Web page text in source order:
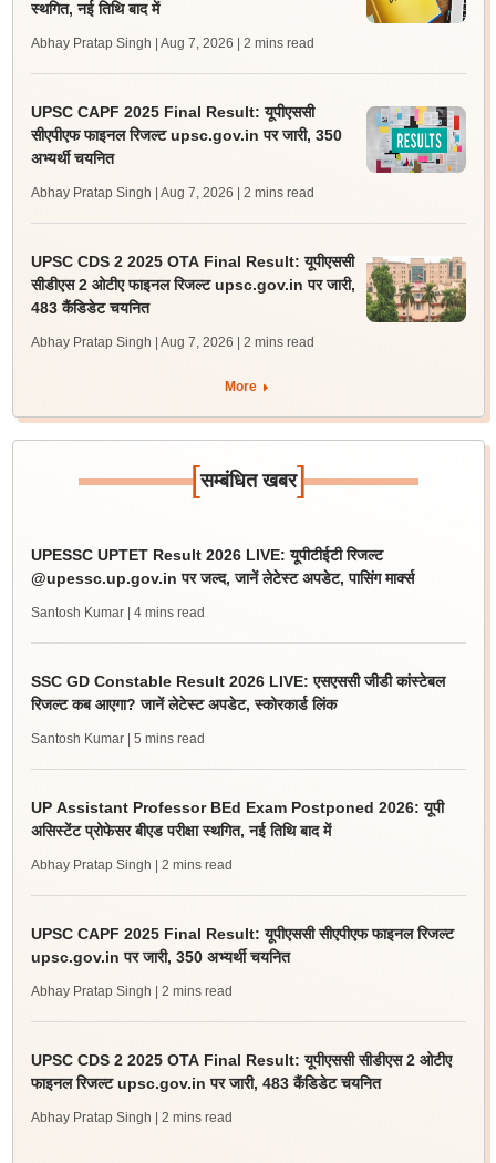
स्थगित, नई तिथि बाद में
Abhay Pratap Singh | Aug 7, 2026 | 2 mins read
UPSC CAPF 2025 Final Result: यूपीएससी
सीएपीएफ फाइनल रिजल्ट upsc.gov.in पर जारी, 350
अभ्यर्थी चयनित
Abhay Pratap Singh | Aug 7, 2026 | 2 mins read
UPSC CDS 2 2025 OTA Final Result: यूपीएससी
सीडीएस 2 ओटीए फाइनल रिजल्ट upsc.gov.in पर जारी,
483 कैंडिडेट चयनित
Abhay Pratap Singh | Aug 7, 2026 | 2 mins read
More
[सम्बंधित खबर]
UPESSC UPTET Result 2026 LIVE: यूपीटीईटी रिजल्ट
@upessc.up.gov.in पर जल्द, जानें लेटेस्ट अपडेट, पासिंग मार्क्स
Santosh Kumar | 4 mins read
SSC GD Constable Result 2026 LIVE: एसएससी जीडी कांस्टेबल
रिजल्ट कब आएगा? जानें लेटेस्ट अपडेट, स्कोरकार्ड लिंक
Santosh Kumar | 5 mins read
UP Assistant Professor BEd Exam Postponed 2026: यूपी
असिस्टेंट प्रोफेसर बीएड परीक्षा स्थगित, नई तिथि बाद में
Abhay Pratap Singh | 2 mins read
UPSC CAPF 2025 Final Result: यूपीएससी सीएपीएफ फाइनल रिजल्ट
upsc.gov.in पर जारी, 350 अभ्यर्थी चयनित
Abhay Pratap Singh | 2 mins read
UPSC CDS 2 2025 OTA Final Result: यूपीएससी सीडीएस 2 ओटीए
फाइनल रिजल्ट upsc.gov.in पर जारी, 483 कैंडिडेट चयनित
Abhay Pratap Singh | 2 mins read